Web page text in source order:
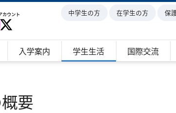
カウント
入学案内 学生生活 国際交流
中学生の方 在学生の方 保
要